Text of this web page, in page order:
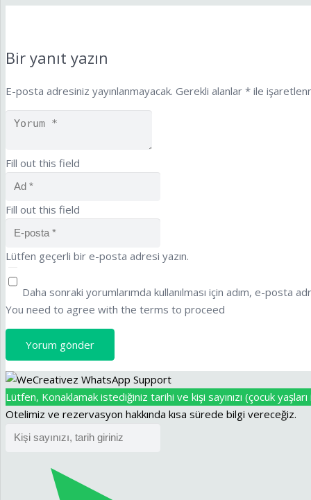
Bir yanıt yazın
E-posta adresiniz yayınlanmayacak. Gerekli alanlar * ile
Fill out this field
Fill out this field
Lütfen geçerli bir e-posta adresi yazın.
Daha sonraki yorumlarımda kullanılması için adım, e-posta
You need to agree with the terms to proceed
Yorum gönder
Lütfen, Konaklamak istediğiniz tarihi ve kişi sayınızı (çocuk yaşları
Otelimiz ve rezervasyon hakkında kısa sürede bilgi vereceğiz.